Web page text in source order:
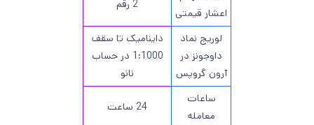
اعشار قیمتی
2 رقم
لوریج نماد
داوجونز در
آرون گروپس
داینامیک تا سقف
1:1000 در حساب
نانو
ساعات
معامله
24 ساعت